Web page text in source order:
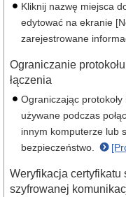
Kliknij nazwę miejsca
edytować na ekranie
zarejestrowane
Ograniczanie
łączenia
Ograniczając
używane podczas
innym komputerze lub
bezpieczeństwo.
Weryfikacja certyfikatu
szyfrowanej